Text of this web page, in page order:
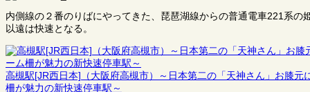
内側線の２番のりばにやってきた、琵琶湖線からの普通電車221系の
以遠は快速となる。
高槻駅[JR西日本]（大阪府高槻市）～日本第二の「天神さん」お膝
柵が魅力の新快速停車駅～